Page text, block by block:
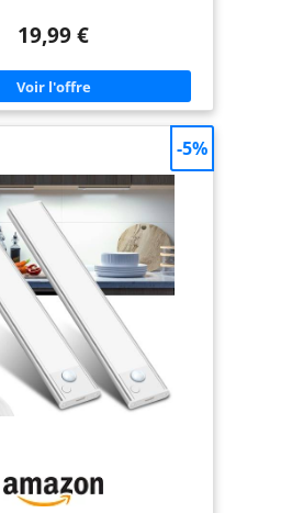
il offre un grand angle
S'éteint automatiquement après
vous évitant ainsi de devoir
3 Températures de
de Lminosité Réglables:
confort optimal, froide (6000K)
de travail, mixte équilibrée
utilisation variée. Appuyez sur le
pour ajuster facilement la
une ambiance différente. 5
10%, 25%, 50%, 75%, 100%.
permet une gradation continue
différents besoins d'éclairage. 4
La lampe à détecteur de
4 modes pour répondre aux
situation: mode éteint, mode
de mouvement dans l'obscurité),
de mouvement, que
soit sombre ou non) et mode
(éclairage constant). La
est dotée d'une fonction
et est idéale pour les
capacité intégrée de 1800 mAh,
8H d'autonomie en mode haute
19,99 €
-5%